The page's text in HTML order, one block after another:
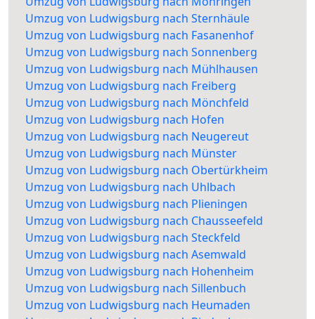
Umzug von Ludwigsburg nach Sternhäule
Umzug von Ludwigsburg nach Fasanenhof
Umzug von Ludwigsburg nach Sonnenberg
Umzug von Ludwigsburg nach Mühlhausen
Umzug von Ludwigsburg nach Freiberg
Umzug von Ludwigsburg nach Mönchfeld
Umzug von Ludwigsburg nach Hofen
Umzug von Ludwigsburg nach Neugereut
Umzug von Ludwigsburg nach Münster
Umzug von Ludwigsburg nach Obertürkheim
Umzug von Ludwigsburg nach Uhlbach
Umzug von Ludwigsburg nach Plieningen
Umzug von Ludwigsburg nach Chausseefeld
Umzug von Ludwigsburg nach Steckfeld
Umzug von Ludwigsburg nach Asemwald
Umzug von Ludwigsburg nach Hohenheim
Umzug von Ludwigsburg nach Sillenbuch
Umzug von Ludwigsburg nach Heumaden